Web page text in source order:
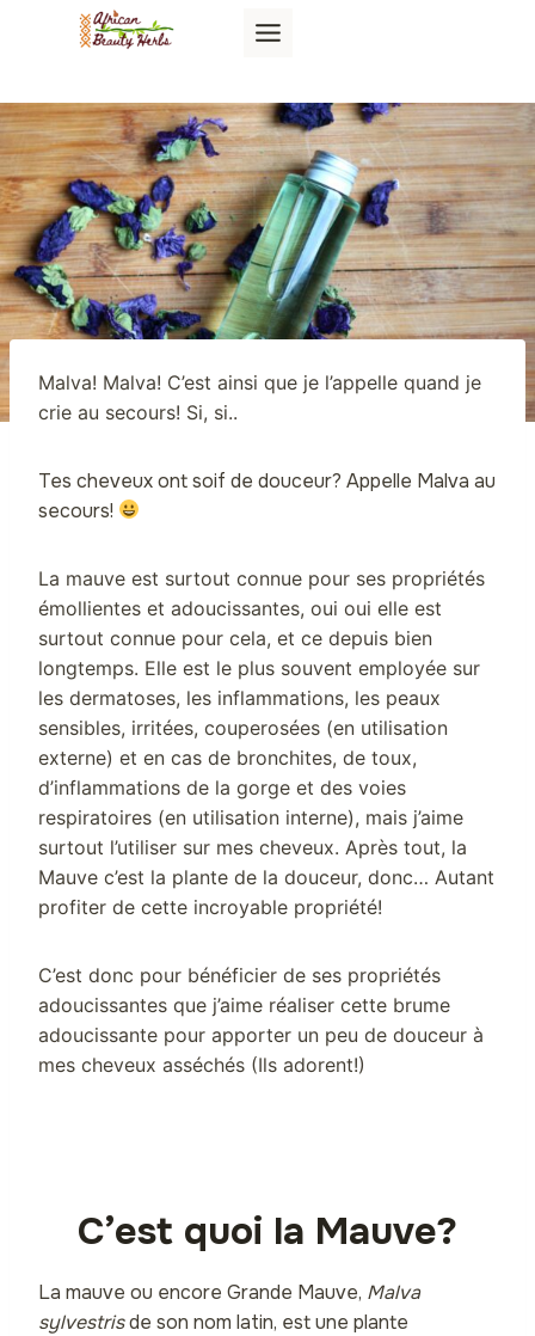
Malva! Malva! C’est ainsi que je l’appelle quand je
crie au secours! Si, si..
Tes cheveux ont soif de douceur? Appelle Malva au
secours!
La mauve est surtout connue pour ses propriétés
émollientes et adoucissantes, oui oui elle est
surtout connue pour cela, et ce depuis bien
longtemps. Elle est le plus souvent employée sur
les dermatoses, les inflammations, les peaux
sensibles, irritées, couperosées (en utilisation
externe) et en cas de bronchites, de toux,
d’inflammations de la gorge et des voies
respiratoires (en utilisation interne), mais j’aime
surtout l’utiliser sur mes cheveux. Après tout, la
Mauve c’est la plante de la douceur, donc… Autant
profiter de cette incroyable propriété!
C’est donc pour bénéficier de ses propriétés
adoucissantes que j’aime réaliser cette brume
adoucissante pour apporter un peu de douceur à
mes cheveux asséchés (Ils adorent!)
C’est quoi la Mauve?
La mauve ou encore Grande Mauve, Malva
sylvestrisde son nom latin, est une plante